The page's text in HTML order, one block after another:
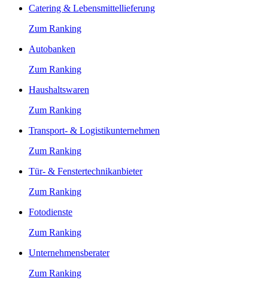
Catering & Lebensmittellieferung
Zum Ranking
Autobanken
Zum Ranking
Haushaltswaren
Zum Ranking
Transport- & Logistikunternehmen
Zum Ranking
Tür- & Fenstertechnikanbieter
Zum Ranking
Fotodienste
Zum Ranking
Unternehmensberater
Zum Ranking